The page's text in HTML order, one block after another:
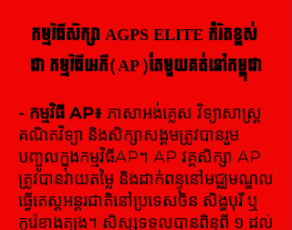
កម្មវិធីសិក្សា AGPS ELITE កំរិតខ្ពស់
ជា កម្មវិធីអេភី(AP)តែមួយគត់នៅកម្ពុជា
- កម្មវិធី AP៖ ភាសាអង់គ្លេស វិទ្យាសាស្ត្រ
គណិតវិទ្យា និងសិក្សាសង្គមត្រូវបានរួម
បញ្ចូលក្នុងកម្មវិធីAP។ AP វគ្គសិក្សា AP
ត្រូវបានវាយតម្លៃ និងដាក់ពន្ទុនៅមជ្ឈមណ្ឌល
ធ្វើតេស្តអន្តរជាតិនៅប្រទេសចិន សិង្ហបុរី ឬ
កូរ៉េខាងត្បូង។ សិស្សទទួលបានពិន្ទុពី ១ ដល់